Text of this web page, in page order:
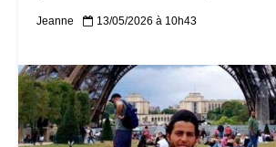
Jeanne 13/05/2026 à 10h43